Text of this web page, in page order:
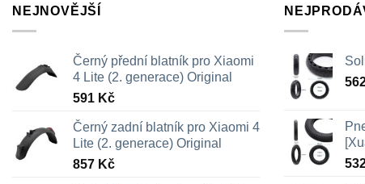
NEJNOVĚJŠÍ
Černý přední blatník pro Xiaomi
4 Lite (2. generace) Original
591 Kč
Černý zadní blatník pro Xiaomi 4
Lite (2. generace) Original
857 Kč